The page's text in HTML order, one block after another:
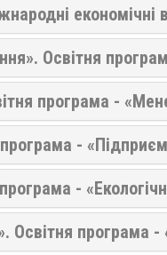
Освітня
програма -
-
-
Освітня програма